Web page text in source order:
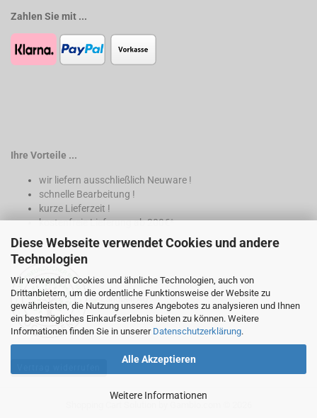
Diese Webseite verwendet Cookies und andere
Technologien
Wir verwenden Cookies und ähnliche Technologien, auch von
Drittanbietern, um die ordentliche Funktionsweise der Website zu
gewährleisten, die Nutzung unseres Angebotes zu analysieren und Ihnen
ein bestmögliches Einkaufserlebnis bieten zu können. Weitere
Informationen finden Sie in unserer Datenschutzerklärung.
Alle Akzeptieren
Weitere Informationen
Zahlen Sie mit ...
Ihre Vorteile ...
wir liefern ausschließlich Neuware !
schnelle Bearbeitung !
kurze Lieferzeit !
kostenfreie Lieferung ab 200€*
* nur innerhalb Deutschland